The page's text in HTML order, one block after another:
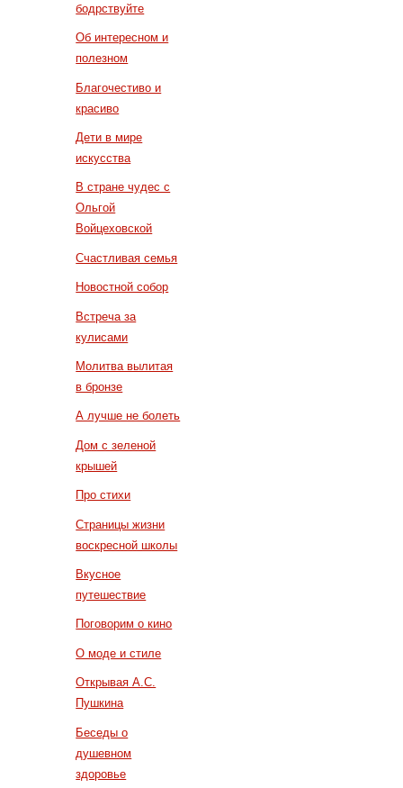
бодрствуйте
Об интересном и
полезном
Благочестиво и
красиво
Дети в мире
искусства
В стране чудес с
Ольгой
Войцеховской
Счастливая семья
Новостной собор
Встреча за
кулисами
Молитва вылитая
в бронзе
А лучше не болеть
Дом с зеленой
крышей
Про стихи
Страницы жизни
воскресной школы
Вкусное
путешествие
Поговорим о кино
О моде и стиле
Открывая А.С.
Пушкина
Беседы о
душевном
здоровье